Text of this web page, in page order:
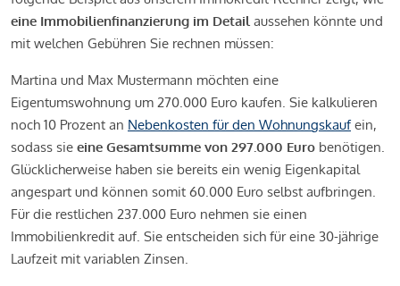
eine Immobilienfinanzierung im Detail aussehen könnte und
mit welchen Gebühren Sie rechnen müssen:
Martina und Max Mustermann möchten eine
Eigentumswohnung um 270.000 Euro kaufen. Sie kalkulieren
noch 10 Prozent an Nebenkosten für den Wohnungskaufein,
sodass sie eine Gesamtsumme von 297.000 Euro benötigen.
Glücklicherweise haben sie bereits ein wenig Eigenkapital
angespart und können somit 60.000 Euro selbst aufbringen.
Für die restlichen 237.000 Euro nehmen sie einen
Immobilienkredit auf. Sie entscheiden sich für eine 30-jährige
Laufzeit mit variablen Zinsen.